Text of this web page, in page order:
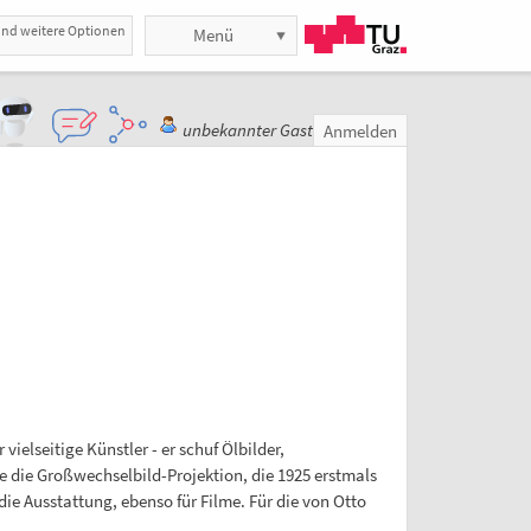
weitere Optionen Menü
unbekannter Gast Anmelden
vielseitige Künstler - er schuf Ölbilder,
die Großwechselbild-Projektion, die 1925 erstmals
Ausstattung, ebenso für Filme. Für die von Otto